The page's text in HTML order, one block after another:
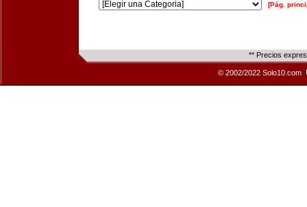
[Pág.
** Precios
© 2002/2022 Solo10.com